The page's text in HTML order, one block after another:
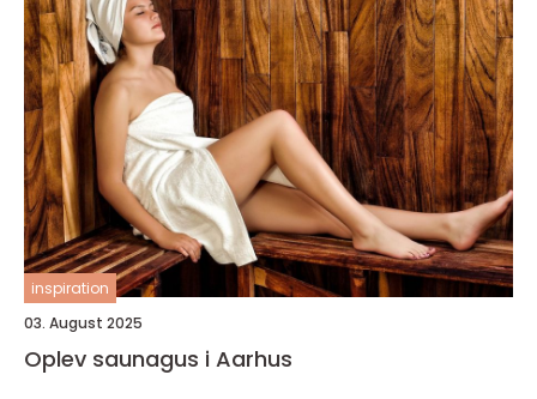
inspiration
03. August 2025
Oplev saunagus i Aarhus